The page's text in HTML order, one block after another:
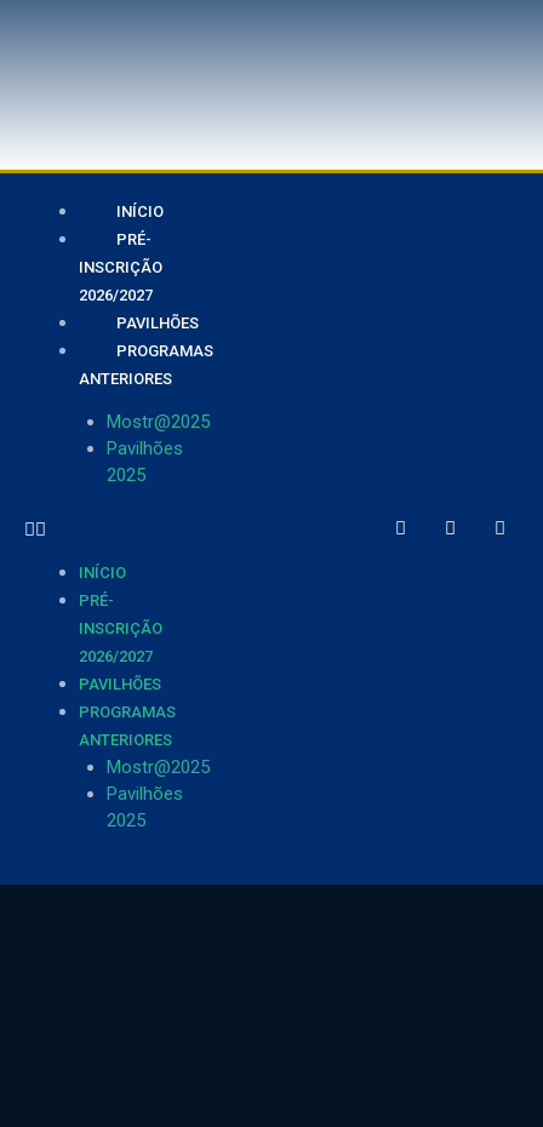
INÍCIO
PRÉ-
INSCRIÇÃO
2026/2027
PAVILHÕES
PROGRAMAS
ANTERIORES
Mostr@2025
Pavilhões
2025
INÍCIO
PRÉ-
INSCRIÇÃO
2026/2027
PAVILHÕES
PROGRAMAS
ANTERIORES
Mostr@2025
Pavilhões
2025